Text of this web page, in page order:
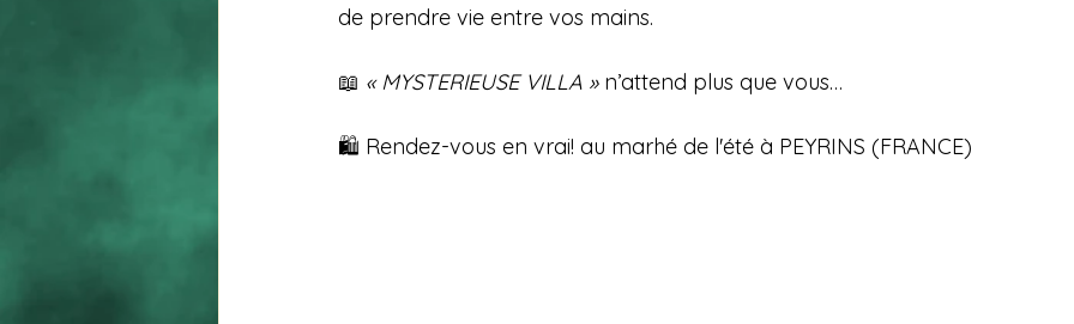
de prendre vie entre vos mains.
📖 « MYSTERIEUSE VILLA » n’attend plus que vous…
🛍️ Rendez-vous en vrai! au marhé de l'été à PEYRINS (FRANCE)